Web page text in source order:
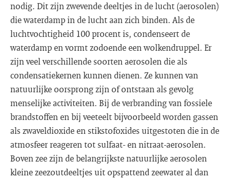
nodig. Dit zijn zwevende deeltjes in de lucht (aerosolen)
die waterdamp in de lucht aan zich binden. Als de
luchtvochtigheid 100 procent is, condenseert de
waterdamp en vormt zodoende een wolkendruppel. Er
zijn veel verschillende soorten aerosolen die als
condensatiekernen kunnen dienen. Ze kunnen van
natuurlijke oorsprong zijn of ontstaan als gevolg
menselijke activiteiten. Bij de verbranding van fossiele
brandstoffen en bij veeteelt bijvoorbeeld worden gassen
als zwaveldioxide en stikstofoxides uitgestoten die in de
atmosfeer reageren tot sulfaat- en nitraat-aerosolen.
Boven zee zijn de belangrijkste natuurlijke aerosolen
kleine zeezoutdeeltjes uit opspattend zeewater al dan